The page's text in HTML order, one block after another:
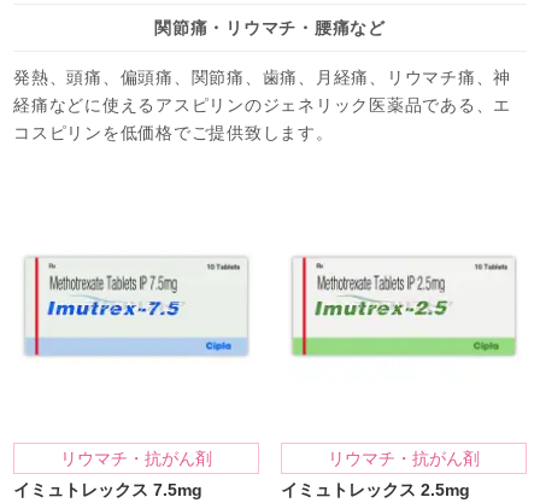
関節痛・リウマチ・腰痛など
発熱、頭痛、偏頭痛、関節痛、歯痛、月経痛、リウマチ痛、神
経痛などに使えるアスピリンのジェネリック医薬品である、エ
コスピリンを低価格でご提供致します。
リウマチ・抗がん剤
イミュトレックス 7.5mg
リウマチ・抗がん剤
イミュトレックス 2.5mg